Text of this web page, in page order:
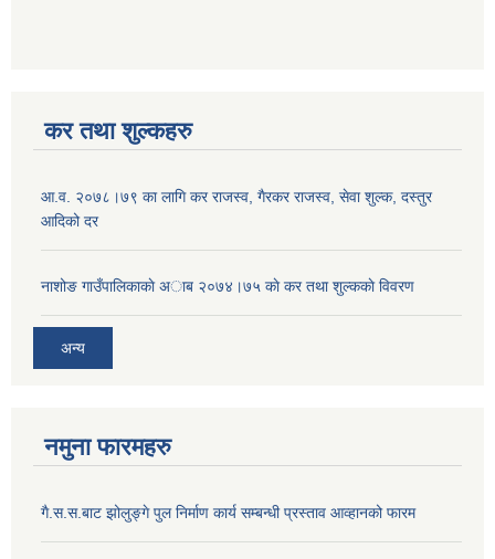
कर तथा शुल्कहरु
आ‍.व. २०७८।७९ का लागि कर राजस्व, गैरकर राजस्व, सेवा शुल्क, दस्तुर
आदिको दर
नाशोङ गाउँपालिकाकाे अा‍ब‍ २०७४।७५ काे कर तथा शुल्ककाे विवरण
अन्य
नमुना फारमहरु
गै.स.स.बाट झोलुङ्गे पुल निर्माण कार्य सम्बन्धी प्रस्ताव आव्हानको फारम